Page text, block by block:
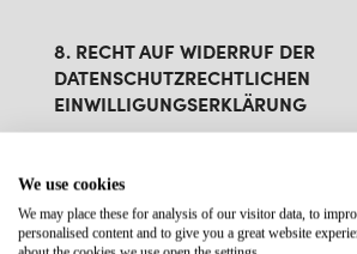
8. RECHT AUF WIDERRUF DER
DATENSCHUTZRECHTLICHEN
EINWILLIGUNGSERKLÄRUNG
Einwilligungserklärung jederzeit zu
den Widerruf der Einwilligung wird die
der aufgrund der Einwilligung bis zum
erfolgten Verarbeitung nicht berührt.
We use cookies
We may place these for analysis of our visitor data, to
personalised content and to give you a great website